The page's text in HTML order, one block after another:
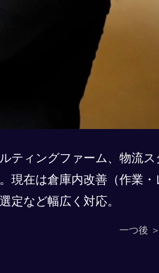
ティングファーム、物流ス
現在は倉庫内改善（作業・
定など幅広く対応。
一つ後 ＞